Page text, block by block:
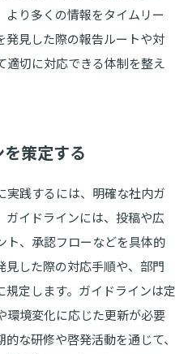
り多くの情報をタイムリー
発見した際の報告ルートや対
適切に対応できる体制を整え
策定する
実践するには、明確な社内ガ
ガイドラインには、投稿や広
ト、承認フローなどを具体的
見した際の対応手順や、部門
定します。ガイドラインは定
環境変化に応じた更新が必要
な研修や啓発活動を通じて、